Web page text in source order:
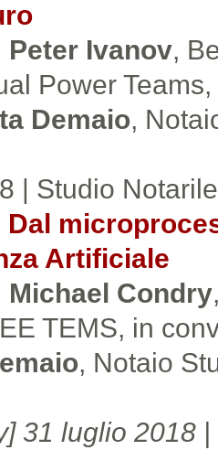
Peter Ivanov,
Power
Demaio,
| Studio
Dal
Artificiale
Michael Condry
TEMS, in
, Notaio
31 luglio 2018